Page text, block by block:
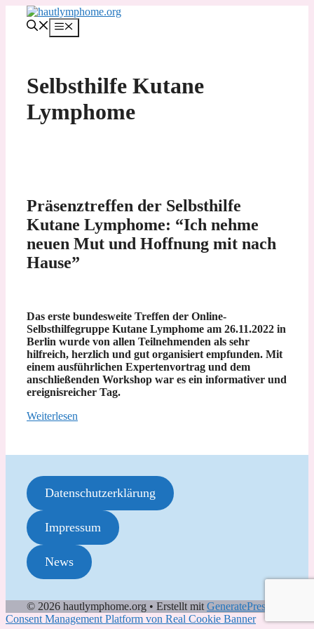
Inhalt
MENÜ
Selbsthilfe Kutane
Lymphome
Präsenztreffen der Selbsthilfe
Kutane Lymphome: “Ich nehme
neuen Mut und Hoffnung mit nach
Hause”
Das erste bundesweite Treffen der Online-
Selbsthilfegruppe Kutane Lymphome am 26.11.2022 in
Berlin wurde von allen Teilnehmenden als sehr
hilfreich, herzlich und gut organisiert empfunden. Mit
einem ausführlichen Expertenvortrag und dem
anschließenden Workshop war es ein informativer und
ereignisreicher Tag.
Weiterlesen
Datenschutzerklärung
Impressum
News
© 2026 hautlymphome.org • Erstellt mit GeneratePress
Consent Management Platform von Real Cookie Banner